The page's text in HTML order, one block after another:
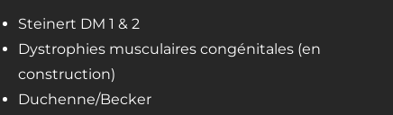
Steinert DM 1 & 2
Dystrophies musculaires congénitales (en
construction)
Duchenne/Becker